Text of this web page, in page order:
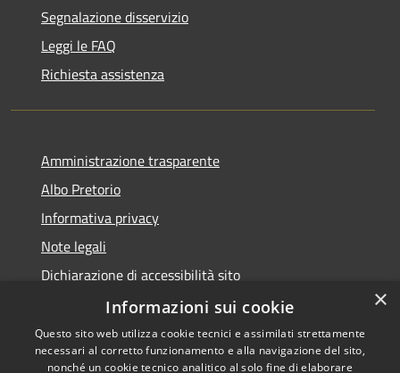
Segnalazione disservizio
Leggi le FAQ
Richiesta assistenza
Amministrazione trasparente
Albo Pretorio
Informativa privacy
Note legali
Dichiarazione di accessibilità sito
Dichiarazione di accessibilità app Municipium
×
Informazioni sui cookie
Questo sito web utilizza cookie tecnici e assimilati strettamente
necessari al corretto funzionamento e alla navigazione del sito,
nonché un cookie tecnico analitico al solo fine di elaborare